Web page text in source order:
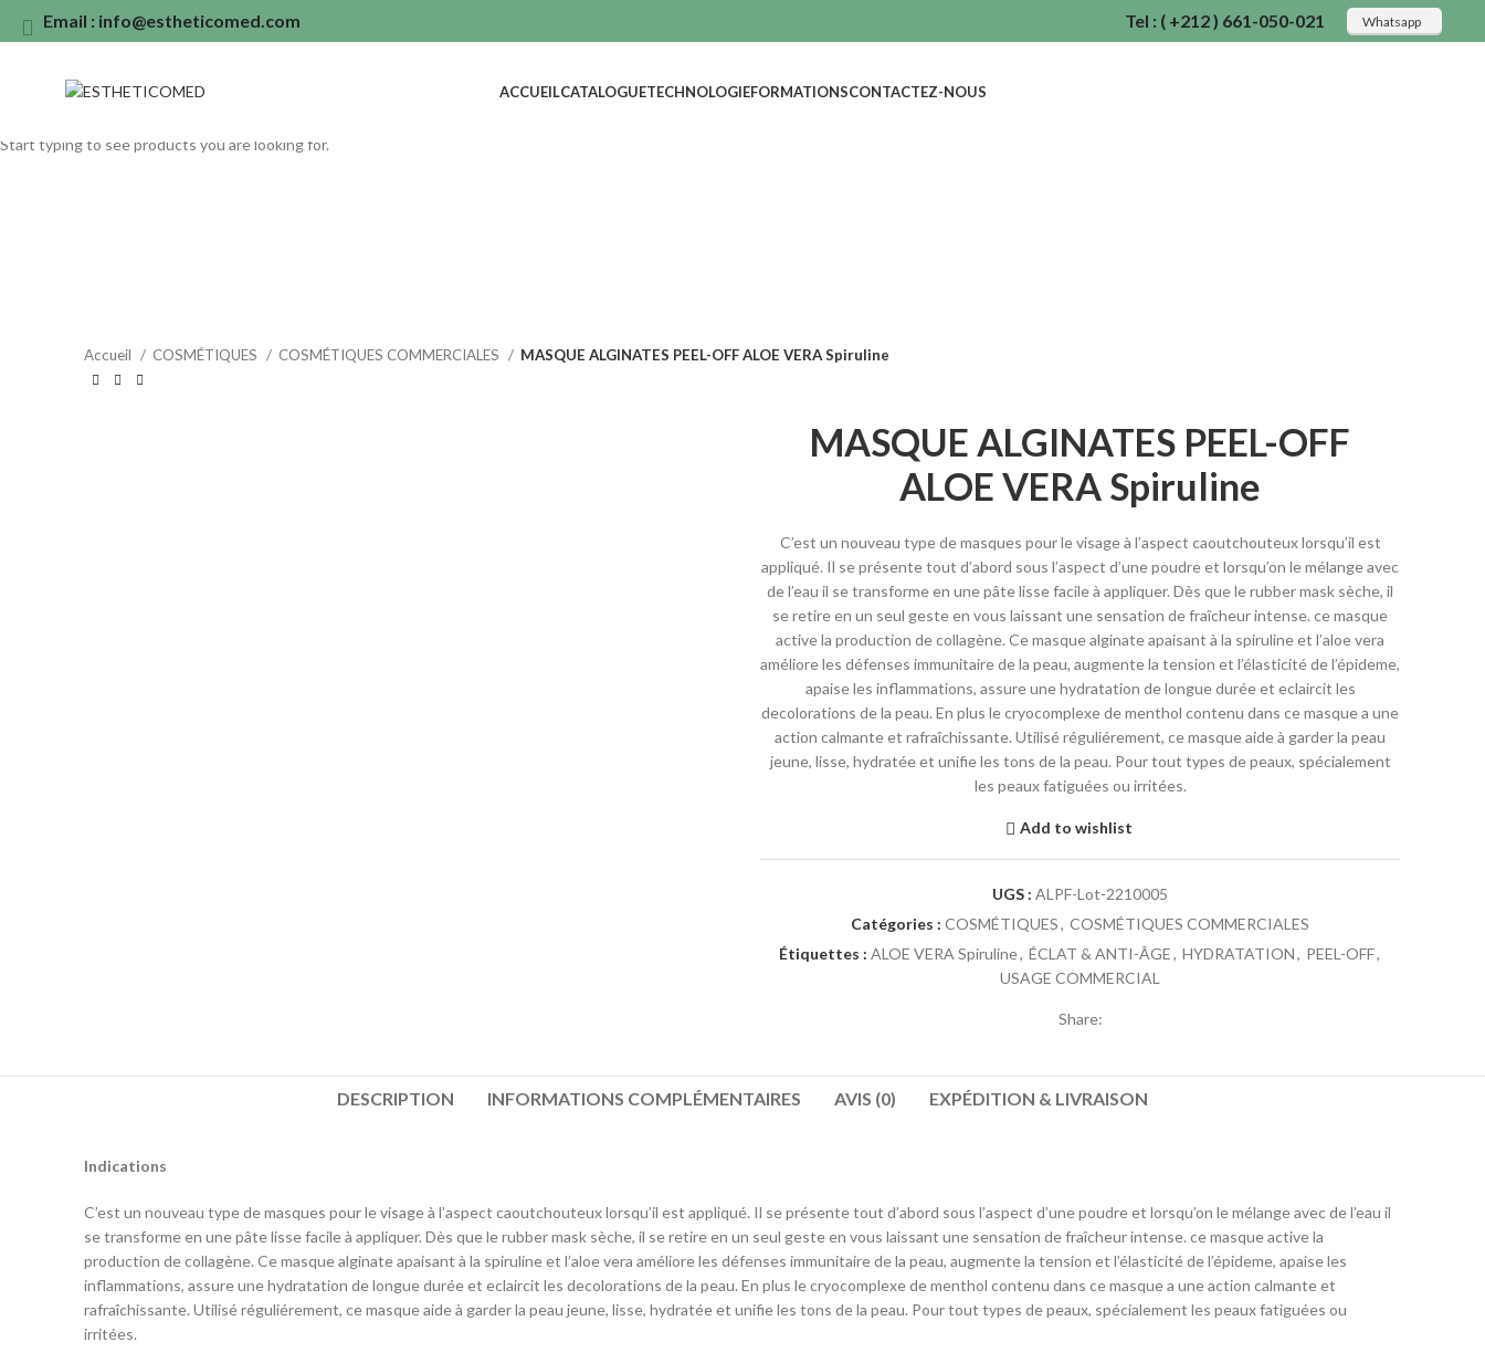
Email : info@estheticomed.com Tel : ( +212 ) 661-050-021 Whatsapp
ACCUEILCATALOGUETECHNOLOGIEFORMATIONSCONTACTEZ-NOUS
Accueil COSMÉTIQUES COSMÉTIQUES COMMERCIALES MASQUE ALGINATES PEEL-OFF ALOE VERA Spiruline
MASQUE ALGINATES PEEL-OFF
ALOE VERA Spiruline
C’est un nouveau type de masques pour le visage à l’aspect caoutchouteux lorsqu’il est
appliqué. Il se présente tout d’abord sous l’aspect d’une poudre et lorsqu’on le mélange avec
de l’eau il se transforme en une pâte lisse facile à appliquer. Dès que le rubber mask sèche, il
se retire en un seul geste en vous laissant une sensation de fraîcheur intense. ce masque
active la production de collagène. Ce masque alginate apaisant à la spiruline et l’aloe vera
améliore les défenses immunitaire de la peau, augmente la tension et l’élasticité de l’épideme,
apaise les inflammations, assure une hydratation de longue durée et eclaircit les
decolorations de la peau. En plus le cryocomplexe de menthol contenu dans ce masque a une
action calmante et rafraîchissante. Utilisé réguliérement, ce masque aide à garder la peau
jeune, lisse, hydratée et unifie les tons de la peau. Pour tout types de peaux, spécialement
les peaux fatiguées ou irritées.
Add to wishlist
UGS : ALPF-Lot-2210005
Catégories : COSMÉTIQUES, COSMÉTIQUES COMMERCIALES
Étiquettes : ALOE VERA Spiruline, ÉCLAT & ANTI-ÂGE, HYDRATATION, PEEL-OFF,
USAGE COMMERCIAL
Share:
DESCRIPTION INFORMATIONS COMPLÉMENTAIRES AVIS (0) EXPÉDITION & LIVRAISON
Indications
C’est un nouveau type de masques pour le visage à l’aspect caoutchouteux lorsqu’il est appliqué. Il se présente tout d’abord sous l’aspect d’une poudre et lorsqu’on le mélange avec de l’eau il
se transforme en une pâte lisse facile à appliquer. Dès que le rubber mask sèche, il se retire en un seul geste en vous laissant une sensation de fraîcheur intense. ce masque active la
production de collagène. Ce masque alginate apaisant à la spiruline et l’aloe vera améliore les défenses immunitaire de la peau, augmente la tension et l’élasticité de l’épideme, apaise les
inflammations, assure une hydratation de longue durée et eclaircit les decolorations de la peau. En plus le cryocomplexe de menthol contenu dans ce masque a une action calmante et
rafraîchissante. Utilisé réguliérement, ce masque aide à garder la peau jeune, lisse, hydratée et unifie les tons de la peau. Pour tout types de peaux, spécialement les peaux fatiguées ou
irritées.
Start typing to see products you are looking for.